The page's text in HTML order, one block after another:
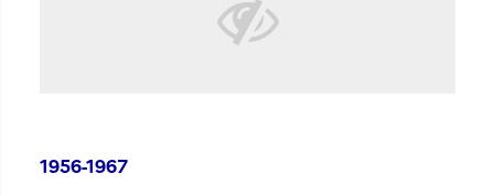
1956-1967